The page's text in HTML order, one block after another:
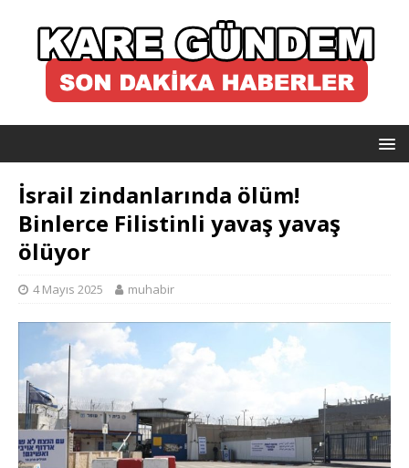
İsrail zindanlarında ölüm!
Binlerce Filistinli yavaş yavaş
ölüyor
4 Mayıs 2025 muhabir